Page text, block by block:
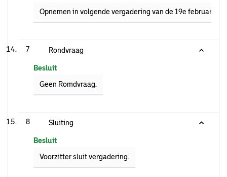
Opnemen in volgende vergadering van de 19e februari.
7 Rondvraag
Besluit
Geen Romdvraag.
8 Sluiting
Besluit
Voorzitter sluit vergadering.